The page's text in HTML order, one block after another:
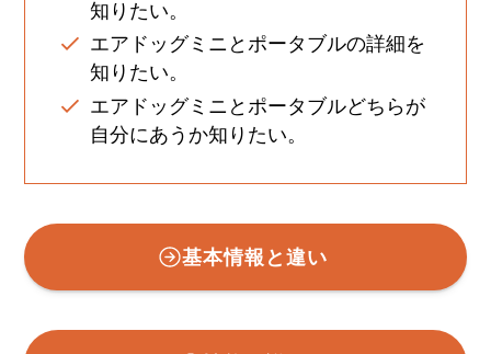
知りたい。
エアドッグミニとポータブルの詳細を
知りたい。
エアドッグミニとポータブルどちらが
自分にあうか知りたい。
基本情報と違い